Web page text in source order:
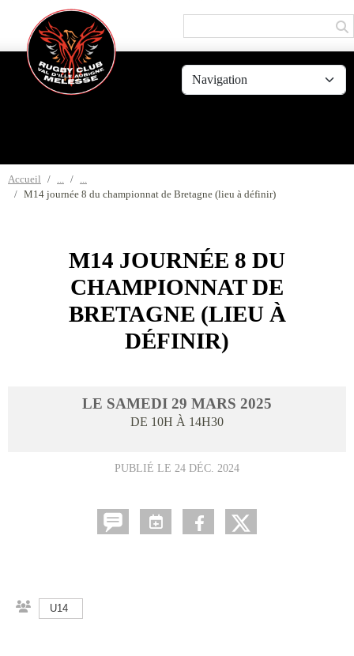
Accueil
M14 journée 8 du championnat de Bretagne (lieu à définir)
M14 JOURNÉE 8 DU
CHAMPIONNAT DE
BRETAGNE (LIEU À
DÉFINIR)
LE SAMEDI 29 MARS 2025
DE 10H À 14H30
PUBLIÉ LE 24 DÉC. 2024
U14
Panneau de gestion des cookies